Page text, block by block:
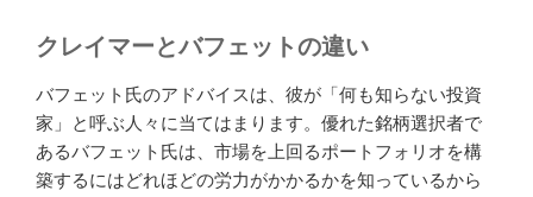
クレイマーとバフェットの違い
バフェット氏のアドバイスは、彼が「何も知らない投資
家」と呼ぶ人々に当てはまります。優れた銘柄選択者で
あるバフェット氏は、市場を上回るポートフォリオを構
築するにはどれほどの労力がかかるかを知っているから